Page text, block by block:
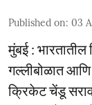
Published on: 03
मुंबई :
गल्लीबोळात
क्रिकेट चेंडू